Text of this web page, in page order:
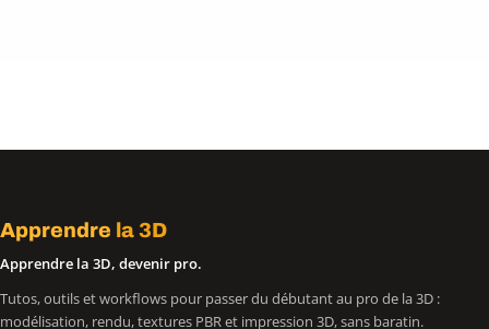
Apprendre la 3D
Apprendre la 3D, devenir pro.
Tutos, outils et workflows pour passer du débutant au pro de la 3D :
modélisation, rendu, textures PBR et impression 3D, sans baratin.